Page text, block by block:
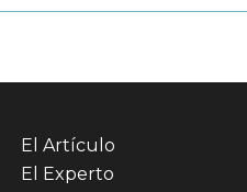
El Artículo
El Experto